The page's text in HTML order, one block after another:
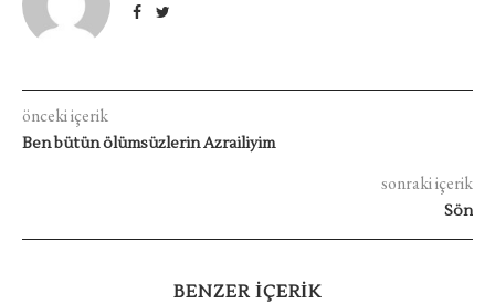
önceki içerik
Ben bütün ölümsüzlerin Azrailiyim
sonraki içerik
Sön
BENZER IÇERIK